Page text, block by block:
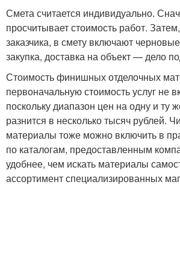
Смета считается индивидуально.
просчитывает стоимость работ.
заказчика, в смету включают
закупка, доставка на объект — дело
Стоимость финишных отделочных
первоначальную стоимость услуг не
поскольку диапазон цен на одну и ту
разнится в несколько тысяч рублей.
материалы тоже можно включить в
по каталогам, предоставленным
удобнее, чем искать материалы
ассортимент специализированных